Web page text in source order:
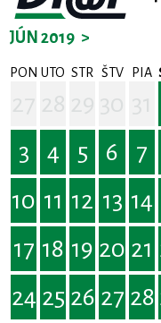
JÚN 2019 >
PON UTO STR ŠTV PIA
3
4 5 6 7
10 11 12 13 14
17 18 19 20 21
24 25 26 27 28